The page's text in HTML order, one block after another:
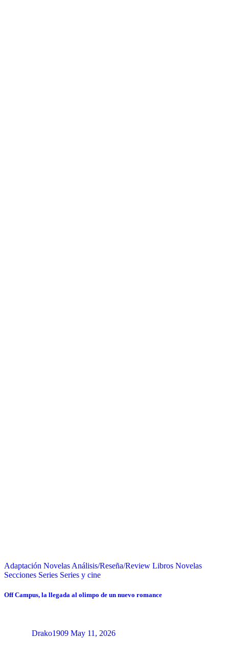
Adaptación Novelas Análisis/Reseña/Review Libros Novelas
Secciones Series Series y cine
Off Campus, la llegada al olimpo de un nuevo romance
Drako1909 May 11, 2026